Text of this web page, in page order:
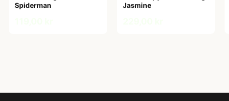
Spiderman
Jasmine